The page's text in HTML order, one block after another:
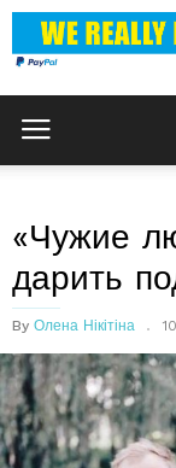
«Чужие
дарить
By Олена Нікітіна